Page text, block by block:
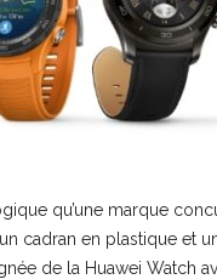
qu’une marque
cadran en plastique et
de la Huawei Watch